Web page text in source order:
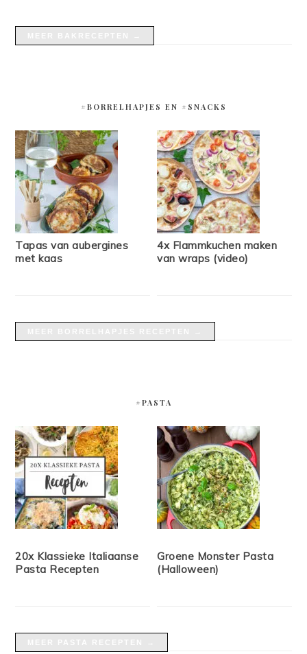
#BORRELHAPJES EN #SNACKS
Tapas van aubergines
met kaas
4x Flammkuchen maken
van wraps (video)
#PASTA
20x Klassieke Italiaanse
Pasta Recepten
Groene Monster Pasta
(Halloween)